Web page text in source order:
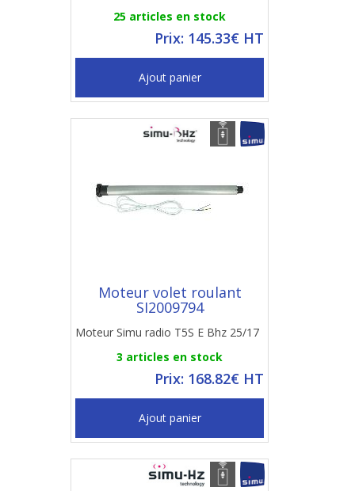
25 articles en stock
Prix: 145.33€ HT
Ajout panier
Moteur volet roulant
SI2009794
Moteur Simu radio T5S E Bhz 25/17
3 articles en stock
Prix: 168.82€ HT
Ajout panier